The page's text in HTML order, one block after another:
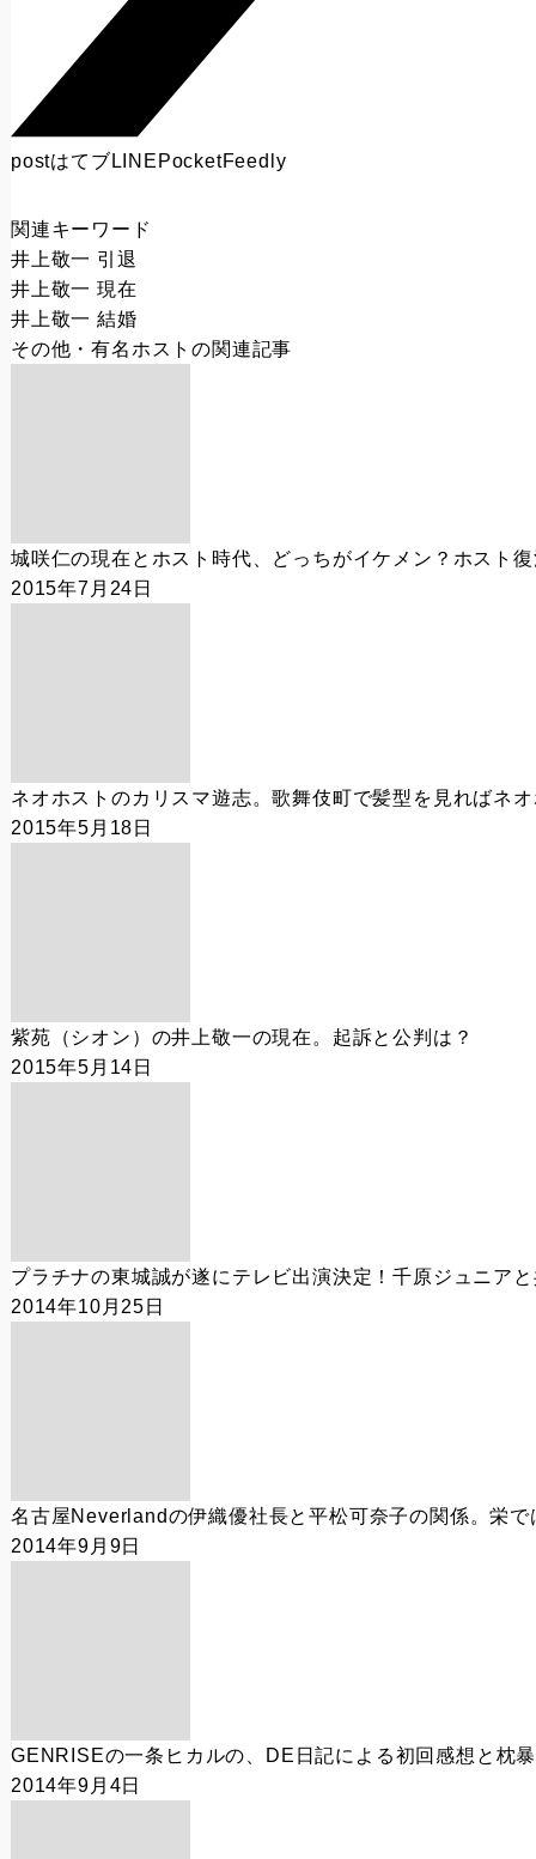
postはてブ LINE PocketFeedly
関連キーワード
井上敬一 引退
井上敬一 現在
井上敬一 結婚
その他・有名ホストの関連記事
城咲仁の現在とホスト時代、どっちがイケメン？ホスト
2015年7月24日
ネオホストのカリスマ遊志。歌舞伎町で髪型を見ればネ
2015年5月18日
紫苑（シオン）の井上敬一の現在。起訴と公判は？
2015年5月14日
プラチナの東城誠が遂にテレビ出演決定！千原ジュニア
2014年10月25日
名古屋Neverlandの伊織優社長と平松可奈子の関係。栄
2014年9月9日
GENRISEの一条ヒカルの、DE日記による初回感想と枕
2014年9月4日